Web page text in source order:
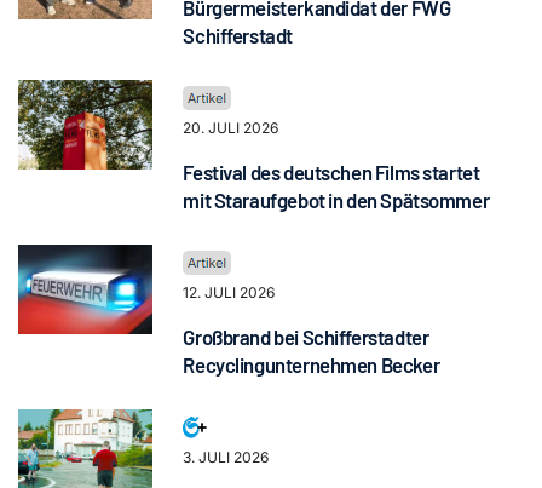
Bürgermeisterkandidat der FWG
Schifferstadt
20. JULI 2026
Festival des deutschen Films startet
mit Staraufgebot in den Spätsommer
12. JULI 2026
Großbrand bei Schifferstadter
Recyclingunternehmen Becker
3. JULI 2026